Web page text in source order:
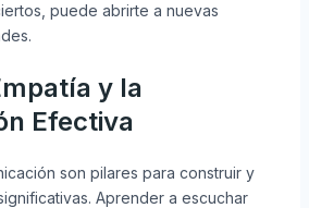
puede abrirte a nuevas
y la
Efectiva
son pilares para construir y
Aprender a escuchar